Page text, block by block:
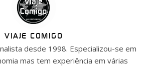
VIAJE COMIGO
desde 1998. Especializou-se em
mas tem experiência em várias